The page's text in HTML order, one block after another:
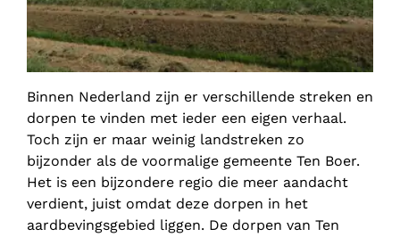
Binnen Nederland zijn er verschillende streken en
dorpen te vinden met ieder een eigen verhaal.
Toch zijn er maar weinig landstreken zo
bijzonder als de voormalige gemeente Ten Boer.
Het is een bijzondere regio die meer aandacht
verdient, juist omdat deze dorpen in het
aardbevingsgebied liggen. De dorpen van Ten